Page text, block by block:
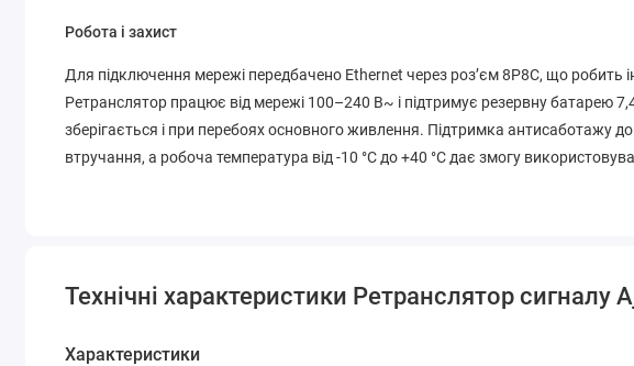
Робота і захист
Для підключення мережі передбачено Ethernet через роз’єм 8P8C, що робить
Ретранслятор працює від мережі 100–240 В~ і підтримує резервну батарею
зберігається і при перебоях основного живлення. Підтримка антисаботажу
втручання, а робоча температура від -10 °C до +40 °C дає змогу
Технічні характеристики Ретранслятор сигналу
Характеристики